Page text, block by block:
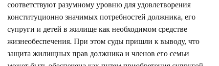
соответствуют разумному уровню для удовлетворения
конституционно значимых потребностей должника, его
супруги и детей в жилище как необходимом средстве
жизнеобеспечения. При этом суды пришли к выводу, что
защита жилищных прав должника и членов его семьи